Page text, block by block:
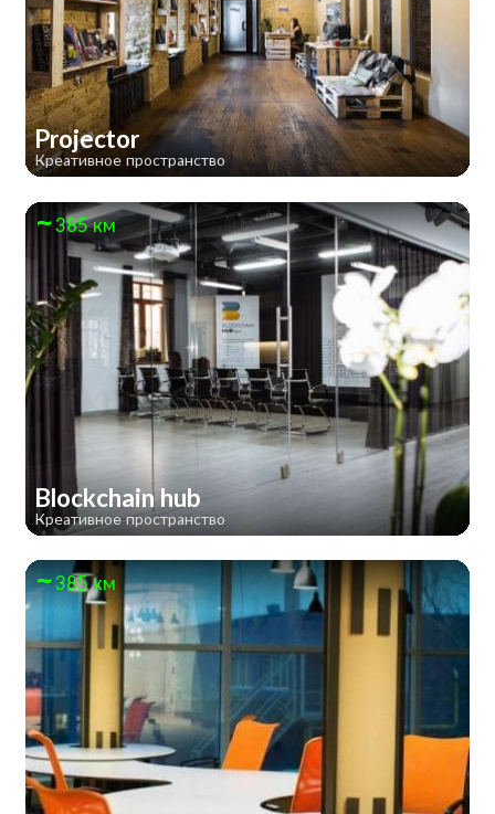
Projector
Креативное пространство
385 км
Blockchain hub
Креативное пространство
385 км